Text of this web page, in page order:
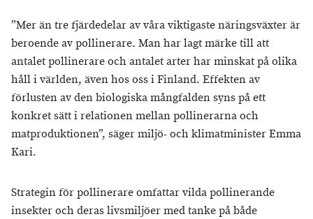
”Mer än tre fjärdedelar av våra viktigaste näringsväxter är
beroende av pollinerare. Man har lagt märke till att
antalet pollinerare och antalet arter har minskat på olika
håll i världen, även hos oss i Finland. Effekten av
förlusten av den biologiska mångfalden syns på ett
konkret sätt i relationen mellan pollinerarna och
matproduktionen”, säger miljö- och klimatminister Emma
Kari.
Strategin för pollinerare omfattar vilda pollinerande
insekter och deras livsmiljöer med tanke på både